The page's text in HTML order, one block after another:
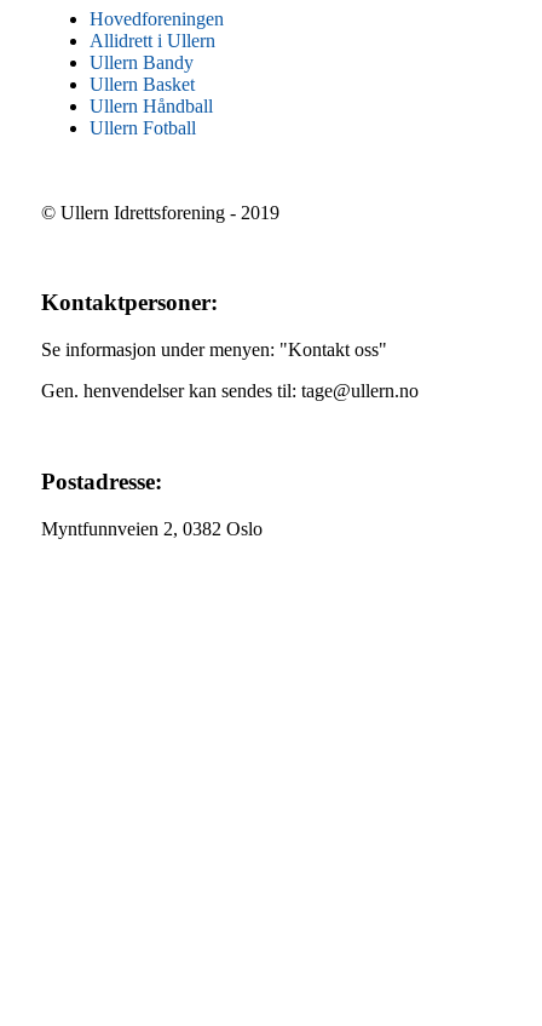
Hovedforeningen
Allidrett i Ullern
Ullern Bandy
Ullern Basket
Ullern Håndball
Ullern Fotball
© Ullern Idrettsforening - 2019
Kontaktpersoner:
Se informasjon under menyen: "Kontakt oss"
Gen. henvendelser kan sendes til: tage@ullern.no
Postadresse:
Myntfunnveien 2, 0382 Oslo